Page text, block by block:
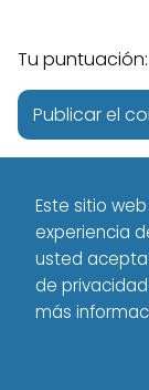
Tu puntuación:
Tecnología -
rendimiento de tu
Este sitio
experiencia
usted
de
más